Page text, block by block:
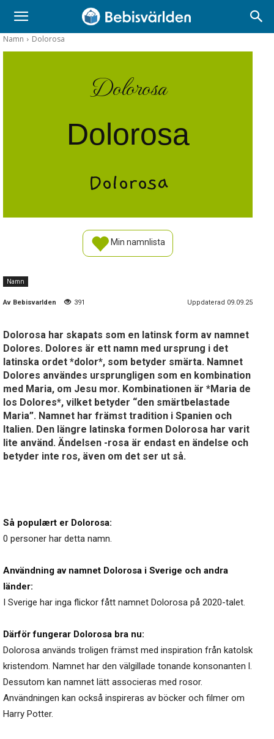
Namn Dolorosa
Dolorosa
Dolorosa
Dolorosa
Min namnlista
Namn
Av Bebisvarlden 391 Uppdaterad 09.09.25
Dolorosa har skapats som en latinsk form av namnet
Dolores. Dolores är ett namn med ursprung i det
latinska ordet *dolor*, som betyder smärta. Namnet
Dolores användes ursprungligen som en kombination
med Maria, om Jesu mor. Kombinationen är *Maria de
los Dolores*, vilket betyder “den smärtbelastade
Maria”. Namnet har främst tradition i Spanien och
Italien. Den längre latinska formen Dolorosa har varit
lite använd. Ändelsen -rosa är endast en ändelse och
betyder inte ros, även om det ser ut så.
Så populært er Dolorosa:
0 personer har detta namn.
Användning av namnet Dolorosa i Sverige och andra
länder:
I Sverige har inga flickor fått namnet Dolorosa på 2020-talet.
Därför fungerar Dolorosa bra nu:
Dolorosa används troligen främst med inspiration från katolsk
kristendom. Namnet har den välgillade tonande konsonanten l.
Dessutom kan namnet lätt associeras med rosor.
Användningen kan också inspireras av böcker och filmer om
Harry Potter.